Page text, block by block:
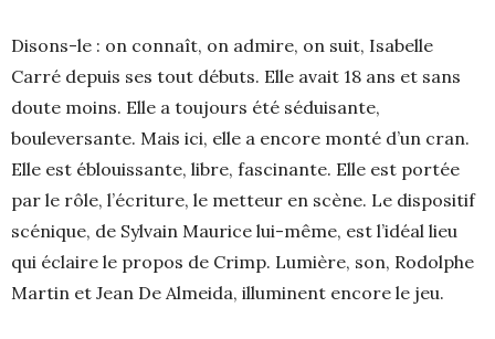
Disons-le : on connaît, on admire, on suit, Isabelle
Carré depuis ses tout débuts. Elle avait 18 ans et sans
doute moins. Elle a toujours été séduisante,
bouleversante. Mais ici, elle a encore monté d’un cran.
Elle est éblouissante, libre, fascinante. Elle est portée
par le rôle, l’écriture, le metteur en scène. Le dispositif
scénique, de Sylvain Maurice lui-même, est l’idéal lieu
qui éclaire le propos de Crimp. Lumière, son, Rodolphe
Martin et Jean De Almeida, illuminent encore le jeu.